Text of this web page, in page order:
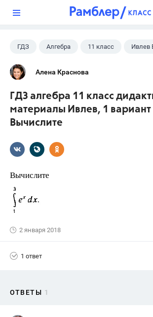
ГДЗ Алгебра 11 класс Ивлев
Алена Краснова
ГДЗ алгебра 11 класс
материалы Ивлев, 1 вариант
Вычислите
Вычислите
2 января 2018
1 ответ
ОТВЕТЫ 1